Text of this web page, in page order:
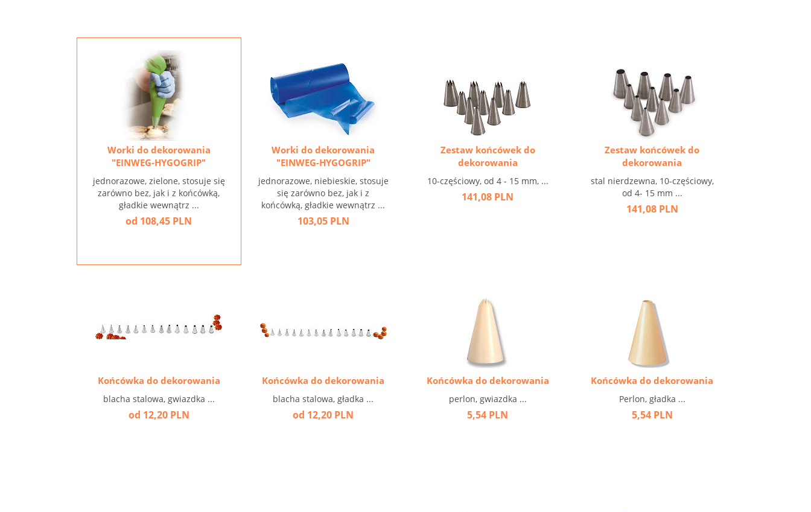
Worki do dekorowania
"EINWEG-HYGOGRIP"
jednorazowe, zielone, stosuje się
zarówno bez, jak i z końcówką,
gładkie wewnątrz ...
od 108,45 PLN
Worki do dekorowania
"EINWEG-HYGOGRIP"
jednorazowe, niebieskie, stosuje
się zarówno bez, jak i z
końcówką, gładkie wewnątrz ...
103,05 PLN
Zestaw końcówek do
dekorowania
10-częściowy, od 4 - 15 mm, ...
141,08 PLN
Zestaw końcówek do
dekorowania
stal nierdzewna, 10-częściowy,
od 4- 15 mm ...
141,08 PLN
Końcówka do dekorowania
blacha stalowa, gwiazdka ...
od 12,20 PLN
Końcówka do dekorowania
blacha stalowa, gładka ...
od 12,20 PLN
Końcówka do dekorowania
perlon, gwiazdka ...
5,54 PLN
Końcówka do dekorowania
Perlon, gładka ...
5,54 PLN